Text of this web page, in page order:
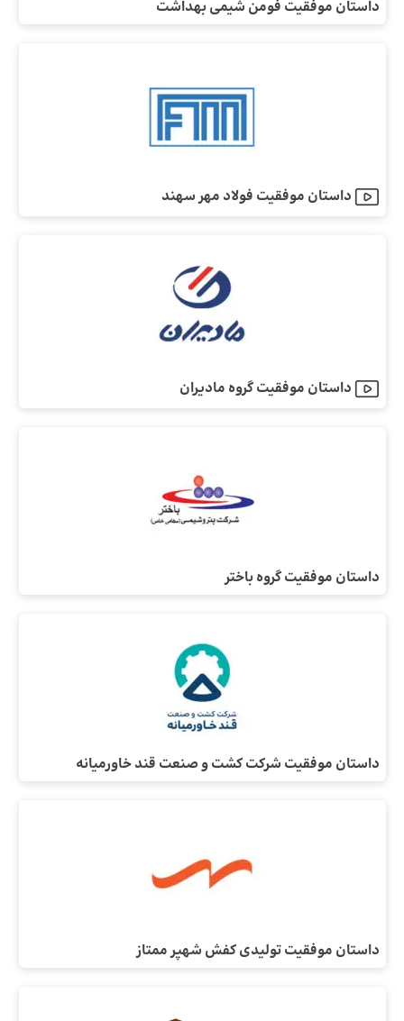
داستان موفقیت فومن شیمی بهداشت
داستان موفقیت فولاد مهر سهند
داستان موفقیت گروه مادیران
داستان موفقیت گروه باختر
داستان موفقیت شرکت کشت و صنعت قند خاورمیانه
داستان موفقیت تولیدی کفش شهپر ممتاز